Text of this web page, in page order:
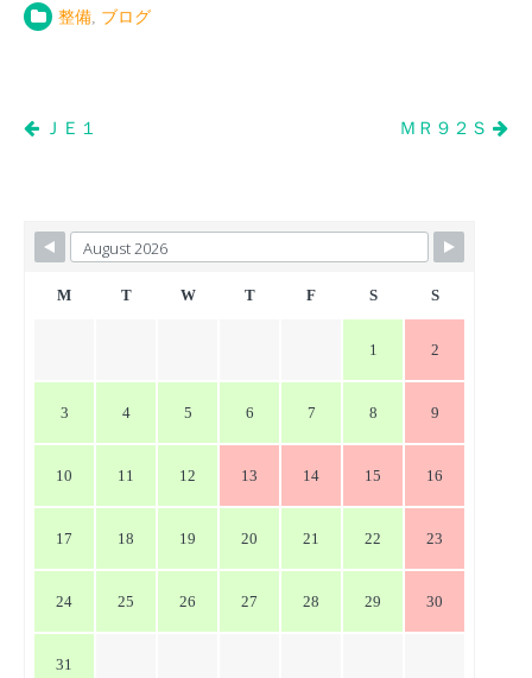
整備, ブログ
投
ビ
ゲ
ＪＥ１ ＭＲ９２Ｓ
M T W T F S S
1 2
3 4 5 6 7 8 9
10 11 12 13 14 15 16
17 18 19 20 21 22 23
24 25 26 27 28 29 30
31